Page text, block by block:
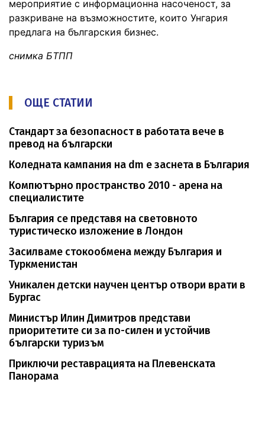
мероприятие с информационна насоченост, за
разкриване на възможностите, които Унгария
предлага на българския бизнес.
снимка БТПП
ОЩЕ СТАТИИ
Стандарт за безопасност в работата вече в
превод на български
Коледната кампания на dm е заснета в България
Компютърно пространство 2010 - арена на
специалистите
България се представя на световното
туристическо изложение в Лондон
Засилваме стокообмена между България и
Туркменистан
Уникален детски научен център отвори врати в
Бургас
Министър Илин Димитров представи
приоритетите си за по-силен и устойчив
български туризъм
Приключи реставрацията на Плевенската
Панорама